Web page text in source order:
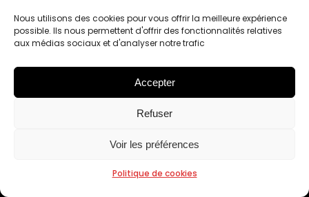
Nous utilisons des cookies pour vous offrir la meilleure expérience
possible. Ils nous permettent d'offrir des fonctionnalités relatives
aux médias sociaux et d'analyser notre trafic
Accepter
Refuser
Voir les préférences
Politique de cookies